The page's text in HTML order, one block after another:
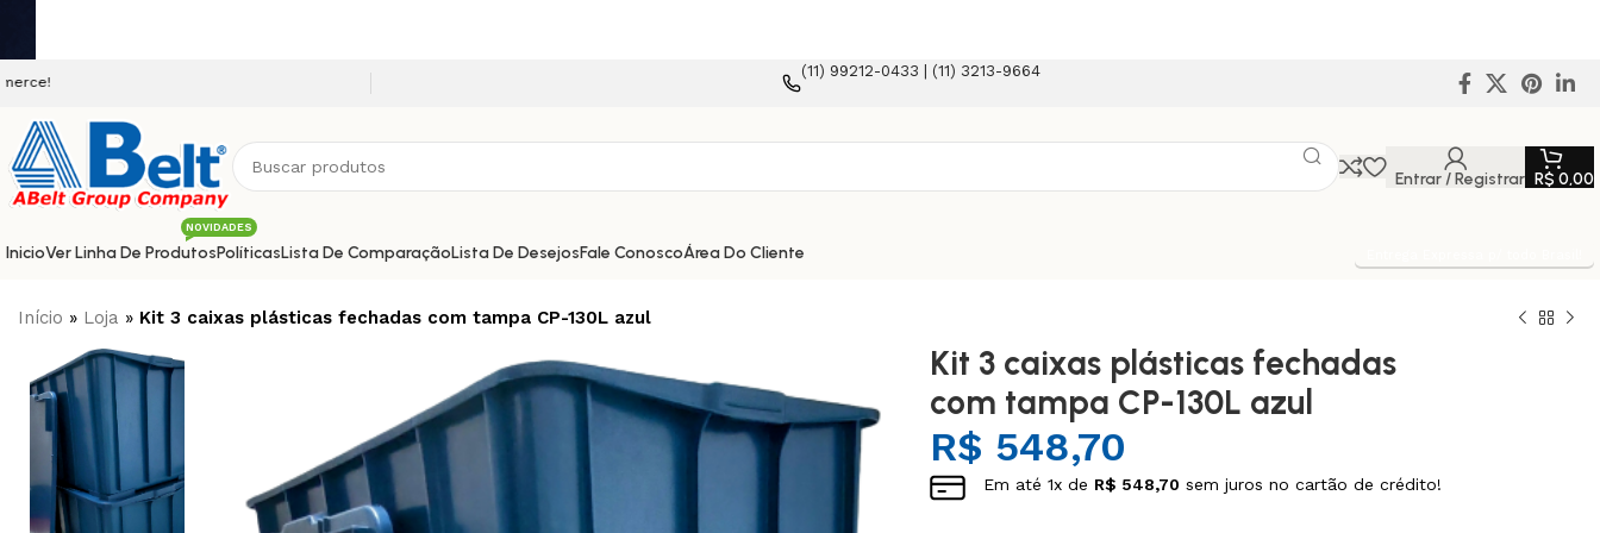
(11) 99212-0433 | (11) 3213-9664
Entrar / Registrar R$ 0,00
InicioVer Linha De Produtos
NOVIDADES
PolíticasLista De ComparaçãoLista De DesejosFale ConoscoÁrea Do Cliente
Início » Loja » Kit 3 caixas plásticas fechadas com tampa CP-130L azul
Kit 3 caixas plásticas fechadas
com tampa CP-130L azul
R$ 548,70
Em até1x de R$ 548,70 sem juros no cartão de crédito!